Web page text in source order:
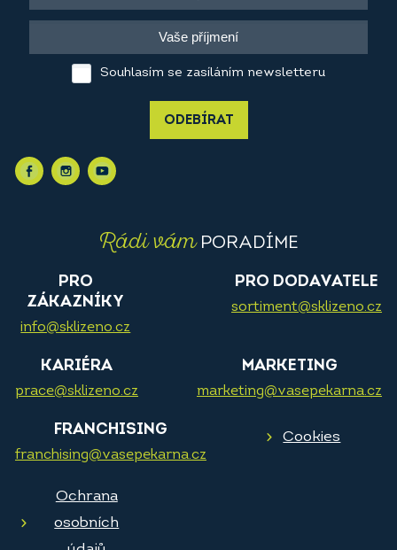
Souhlasím se zasíláním newsletteru
ODEBÍRAT
Rádi vámPORADÍME
PRO
ZÁKAZNÍKY
info@sklizeno.cz
PRO DODAVATELE
sortiment@sklizeno.cz
KARIÉRA
prace@sklizeno.cz
MARKETING
marketing@vasepekarna.cz
FRANCHISING
franchising@vasepekarna.cz
Cookies
Ochrana
osobních